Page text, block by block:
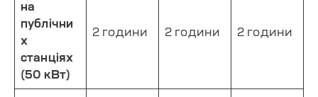
на
публічни
х
станціях
(50 кВт)
2 години 2 години 2 години